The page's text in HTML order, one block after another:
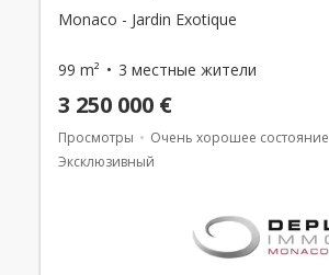
Monaco - Jardin Exotique
99 m² 3 местные жители
3 250 000 €
Просмотры
Очень хорошее состояние
Эксклюзивный